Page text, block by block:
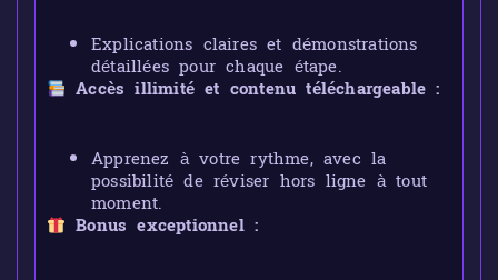
Explications claires et démonstrations
détaillées pour chaque étape.
Accès illimité et contenu téléchargeable :
Apprenez à votre rythme, avec la
possibilité de réviser hors ligne à tout
moment.
Bonus exceptionnel :